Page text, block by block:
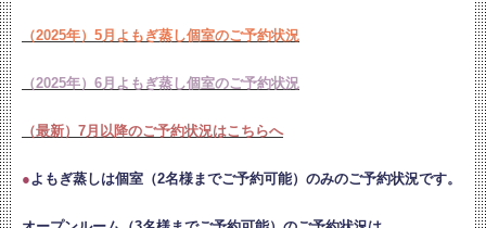
（2025年）5月よもぎ蒸し個室のご予約状況
（2025年）6月よもぎ蒸し個室のご予約状況
（最新）7月以降のご予約状況はこちらへ
●よもぎ蒸しは個室（2名様までご予約可能）のみのご予約状況です。